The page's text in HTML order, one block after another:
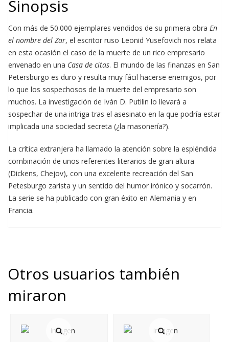
Sinopsis
Con más de 50.000 ejemplares vendidos de su primera obra En
el nombre del Zar, el escritor ruso Leonid Yusefovich nos relata
en esta ocasión el caso de la muerte de un rico empresario
envenado en una Casa de citas. El mundo de las finanzas en San
Petersburgo es duro y resulta muy fácil hacerse enemigos, por
lo que los sospechosos de la muerte del empresario son
muchos. La investigación de Iván D. Putilin lo llevará a
sospechar de una intriga tras el asesinato en la que podría estar
implicada una sociedad secreta (¿la masonería?).
La crítica extranjera ha llamado la atención sobre la espléndida
combinación de unos referentes literarios de gran altura
(Dickens, Chejov), con una excelente recreación del San
Petesburgo zarista y un sentido del humor irónico y socarrón.
La serie se ha publicado con gran éxito en Alemania y en
Francia.
Otros usuarios también
miraron